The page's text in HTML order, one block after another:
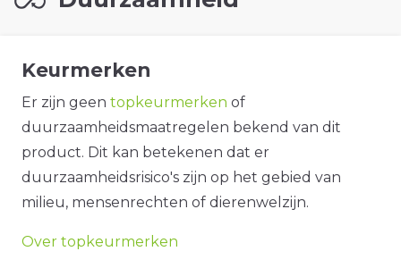
Keurmerken
Er zijn geen topkeurmerken of
duurzaamheidsmaatregelen bekend van dit
product. Dit kan betekenen dat er
duurzaamheidsrisico's zijn op het gebied van
milieu, mensenrechten of dierenwelzijn.
Over topkeurmerken